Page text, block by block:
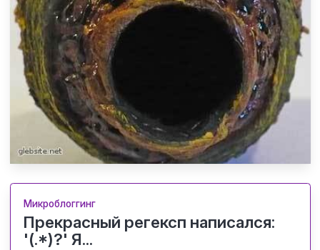
Микроблоггинг
Прекрасный регексп написался:
'(.*)?' Я...